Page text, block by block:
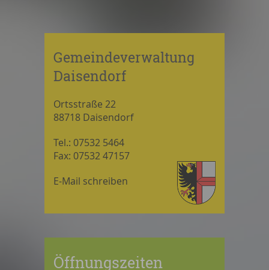
Gemeindeverwaltung
Daisendorf
Ortsstraße 22
88718 Daisendorf
Tel.: 07532 5464
Fax: 07532 47157
E-Mail schreiben
Öffnungszeiten